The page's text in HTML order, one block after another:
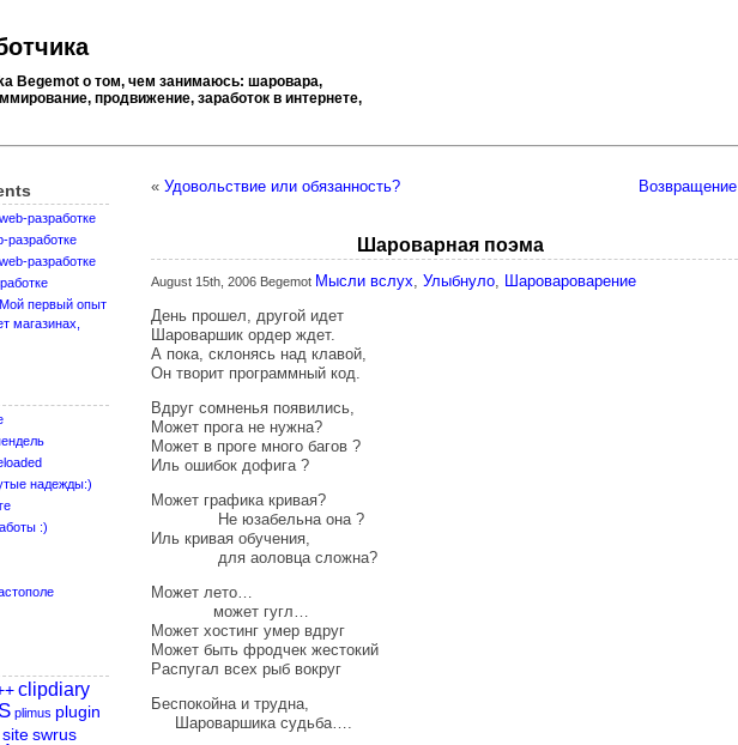
Begemot о том, чем занимаюсь: шаровара,
продвижение, заработок в интернете,
разработке
разработке
разработке
Мой первый опыт
магазинах,
надежды:)
:)
clipdiary
plimus plugin
site swrus
« Удовольствие или обязанность? Возвращение
Шароварная поэма
August 15th, 2006 Begemot Мысли вслух, Улыбнуло, Шаровароварение
День прошел, другой идет
Шароваршик ордер ждет.
А пока, склонясь над клавой,
Он творит программный код.
Вдруг сомненья появились,
Может прога не нужна?
Может в проге много багов ?
Иль ошибок дофига ?
Может графика кривая?
Не юзабельна она ?
Иль кривая обучения,
для аоловца сложна?
Может лето…
может гугл…
Может хостинг умер вдруг
Может быть фродчек жестокий
Распугал всех рыб вокруг
Беспокойна и трудна,
Шароваршика судьба….